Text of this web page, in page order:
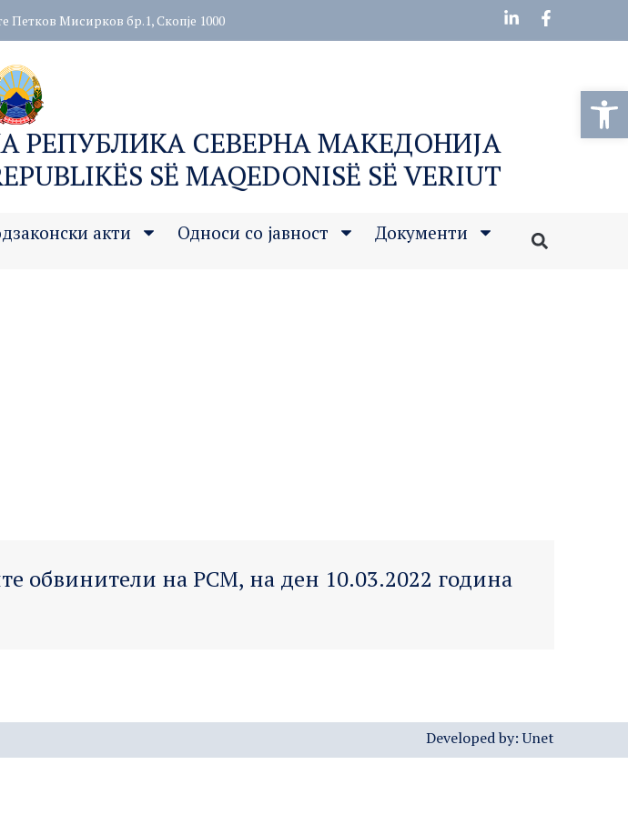
Петков Мисирков бр.1, Скопје 1000
РЕПУБЛИКА СЕВЕРНА МАКЕДОНИЈА
SË MAQEDONISË SË VERIUT
акти Односи со јавност Документи
обвинители на РСМ, на ден 10.03.2022 година
Developed by:Unet